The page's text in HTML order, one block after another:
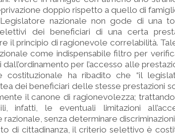
doppio rispetto a quello di famiglie
nazionale non gode di una
dei beneficiari di una certa
il principio di ragionevole correlabilità.
come indispensabile filtro per
per l’accesso alle
costituzionale ha ribadito che “il
dei beneficiari delle stesse prestazioni
il canone di ragionevolezza;
infatti, le eventuali limitazioni
razionale, senza determinare
di cittadinanza, il criterio selettivo è